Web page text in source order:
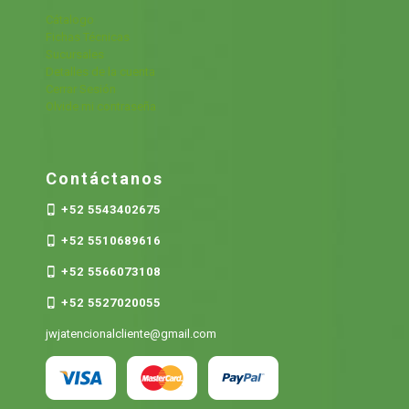
Cátalogo
Fichas Técnicas
Sucursales
Detalles de la cuenta
Cerrar Sesión
Olvide mi contraseña
Contáctanos
+52 5543402675
+52 5510689616
+52 5566073108
+52 5527020055
jwjatencionalcliente@gmail.com